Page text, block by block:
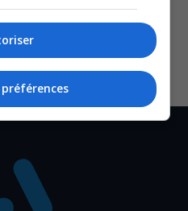
PROTÉGER NOTRE
ÉCONOMIE
préférences